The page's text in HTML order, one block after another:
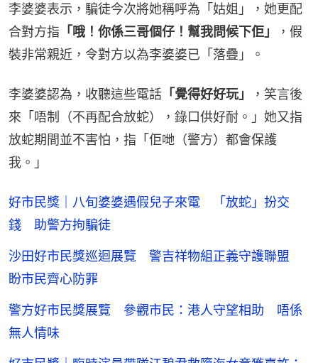
李婆婆表示，騙徒今次將她稱呼為「姑姐」，她更配
合對方指 「哦！你係三哥個仔！幫我問候下佢」
，假
裝非常親近，令對方以為李婆婆已「落疊」。
李婆婆認為，收聽這些電話 「覺得好好玩」
，笑言後
來「唔制（不再配合放蛇），錄口供好耐。」她又指
放蛇期間並不害怕，指「佢哋（警方）都會保護
我。」
好市民獎｜八旬婆婆遇假兒子來電 「放蛇」扮交
錢 助警方拘騙徒
沙田好市民獎巡迴展覽 警吉祥物組正義守護聯盟
盼市民齊心防罪
警方好市民獎展覽 參觀市民：港人守望相助 唔係
無人情味